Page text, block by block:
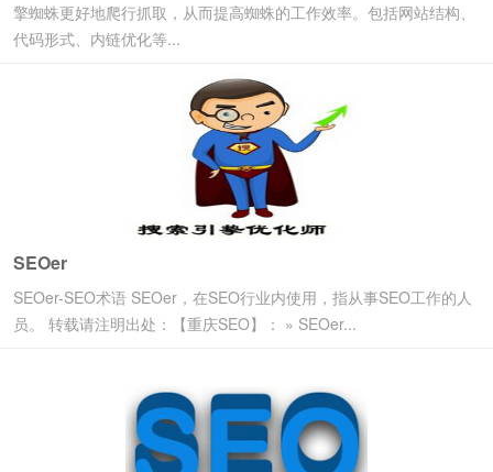
擎蜘蛛更好地爬行抓取，从而提高蜘蛛的工作效率。包括网站结构、
代码形式、内链优化等...
SEOer
SEOer-SEO术语 SEOer，在SEO行业内使用，指从事SEO工作的人
员。 转载请注明出处：【重庆SEO】： » SEOer...